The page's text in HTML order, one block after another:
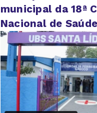
municipal da 18ª
Nacional de Saúde